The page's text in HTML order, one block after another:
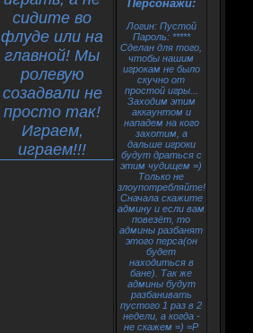
сидите во
флуде или на
главной! Мы
ролевую
созадвали не
просто так!
Играем,
играем!!!
Персонажи:
Логин: Пустой
Пароль: *****
Сделан для того,
чтобы нашим
игрокам не было
скучно от
простой игры...
Заходим этим
аккаунтом и
нападем на кого
захотим, а
дальше игроки
будут драться с
этим чудищем =)
Только не
злоупотребляйте!
Сначала скажите
админу и если вам
повезёт, то
админы разбанят
этого перса(он
будет
находиться в
бане). Так же
админы будут
разбанивать
пустого 1 раз в 2
недели, а когда -
не скажем =) =P